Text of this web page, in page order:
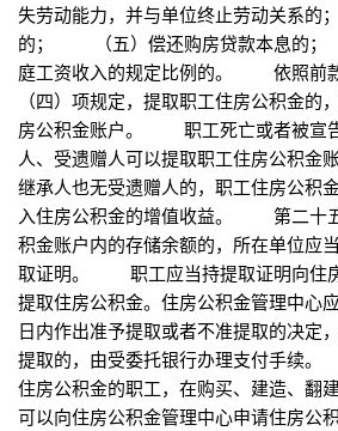
失劳动能力，并与单位终止劳动关系
的； （五）偿还购房贷款本息的
庭工资收入的规定比例的。 依照前款
（四）项规定，提取职工住房公积金的
房公积金账户。 职工死亡或者被宣
人、受遗赠人可以提取职工住房公积金
继承人也无受遗赠人的，职工住房公积
入住房公积金的增值收益。 第二十
积金账户内的存储余额的，所在单位应
取证明。 职工应当持提取证明向住
提取住房公积金。住房公积金管理中心
日内作出准予提取或者不准提取的决定
提取的，由受委托银行办理支付手
住房公积金的职工，在购买、建造、翻
可以向住房公积金管理中心申请住房